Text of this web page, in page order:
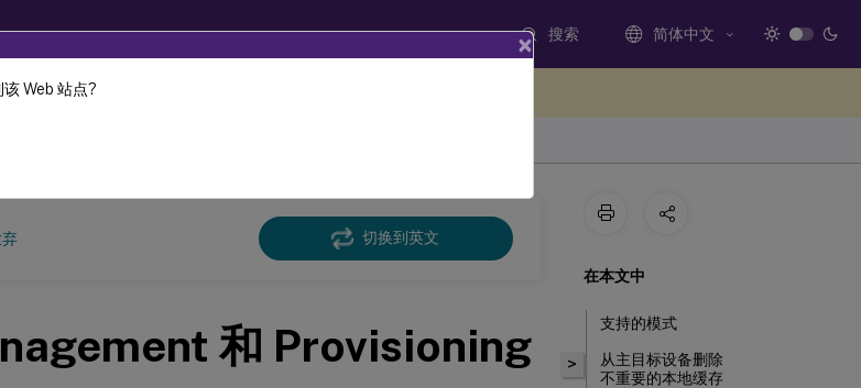
搜索 简体中文
切换到英文
和 Provisioning
>
在本文中
支持的模式
从主目标设备删除
不重要的本地缓存
×
Web 站点?